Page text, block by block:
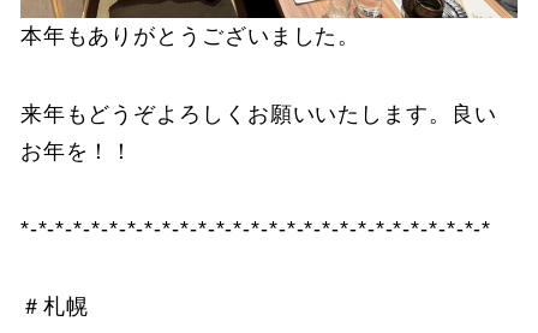
本年もありがとうございました。
来年もどうぞよろしくお願いいたします。良い
お年を！！
*-*-*-*-*-*-*-*-*-*-*-*-*-*-*-*-*-*-*-*-*-*-*-*-*-*-*
＃札幌